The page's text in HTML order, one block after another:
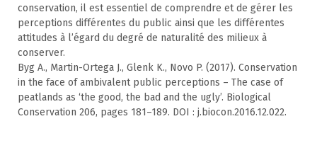
conservation, il est essentiel de comprendre et de gérer les
perceptions différentes du public ainsi que les différentes
attitudes à l’égard du degré de naturalité des milieux à
conserver.
Byg A., Martin-Ortega J., Glenk K., Novo P. (2017). Conservation
in the face of ambivalent public perceptions – The case of
peatlands as ‘the good, the bad and the ugly’. Biological
Conservation 206, pages 181–189. DOI : j.biocon.2016.12.022.